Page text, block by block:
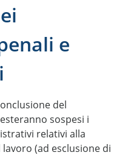
e
del
sospesi i
relativi alla
(ad esclusione di